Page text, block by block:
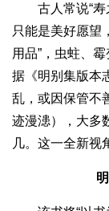
古人常说“寿
只能是美好愿望
用品”，虫蛀、
据《明别集版本
乱，或因保管不
迹漫漶），大多
几。这一全新视